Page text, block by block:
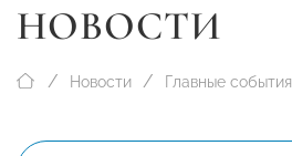
НОВОСТИ
Новости Главные события